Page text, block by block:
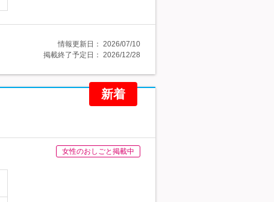
情報更新日： 2026/07/10
掲載終了予定日： 2026/12/28
新着
女性のおしごと掲載中